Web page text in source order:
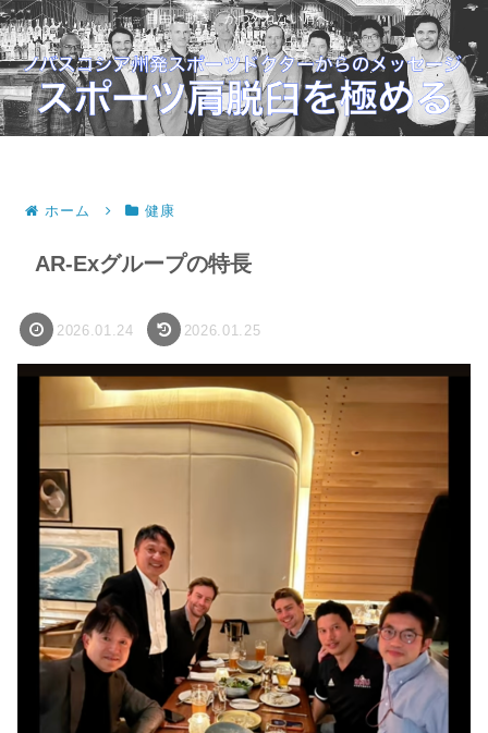
自由に動き、かつ外れない肩へ。
ホーム 健康
AR-Exグループの特長
2026.01.24 2026.01.25